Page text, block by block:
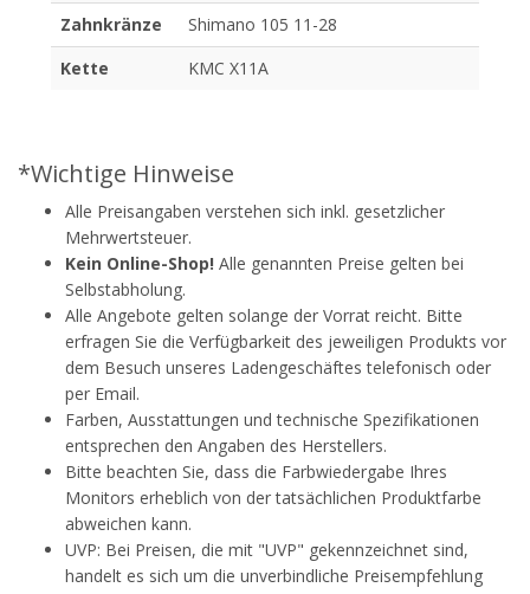
Zahnkränze
Shimano 105 11-28
Kette
KMC X11A
*Wichtige Hinweise
Alle Preisangaben verstehen sich inkl. gesetzlicher
Mehrwertsteuer.
Kein Online-Shop! Alle genannten Preise gelten bei
Selbstabholung.
Alle Angebote gelten solange der Vorrat reicht. Bitte
erfragen Sie die Verfügbarkeit des jeweiligen Produkts vor
dem Besuch unseres Ladengeschäftes telefonisch oder
per Email.
Farben, Ausstattungen und technische Spezifikationen
entsprechen den Angaben des Herstellers.
Bitte beachten Sie, dass die Farbwiedergabe Ihres
Monitors erheblich von der tatsächlichen Produktfarbe
abweichen kann.
UVP: Bei Preisen, die mit "UVP" gekennzeichnet sind,
handelt es sich um die unverbindliche Preisempfehlung